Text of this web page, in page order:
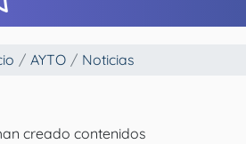
AYTO Noticias
creado contenidos